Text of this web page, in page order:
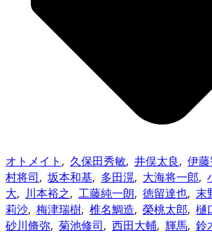
オトメイト , 久保田秀敏, 井俣太良, 伊
村将司, 坂本和基, 多田滉, 大海将一郎,
大, 川本裕之, 工藤純一朗, 徳留達也, 末
莉沙, 梅津瑞樹, 椎名鯛造, 榮桃太郎, 樋
砂川脩弥, 菊池修司, 西田大輔, 輝馬, 鈴